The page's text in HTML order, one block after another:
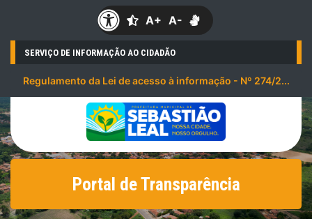
A+ A-
SERVIÇO DE INFORMAÇÃO AO CIDADÃO
Regulamento da Lei de acesso à informação - Nº 274/2...
Portal de Transparência